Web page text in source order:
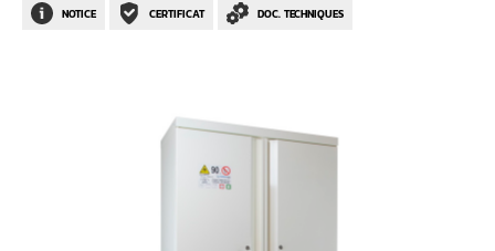
NOTICE CERTIFICAT DOC. TECHNIQUES